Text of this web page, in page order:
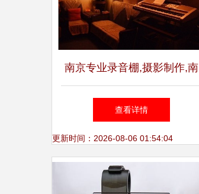
南京专业录音棚,摄影制作,南
京画册设计印刷-必得印象
查看详情
更新时间：2026-08-06 01:54:04